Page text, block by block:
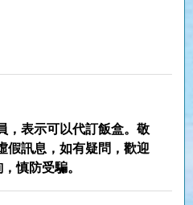
，表示可以代訂飯盒。敬
假訊息，如有疑問，歡迎
慎防受騙。